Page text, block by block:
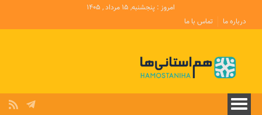
امروز : پنجشنبه, ۱۵ مرداد , ۱۴۰۵
درباره ما
تماس با ما